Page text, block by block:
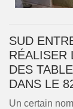
SUD
RÉALISER
DES
DANS LE
Un certain